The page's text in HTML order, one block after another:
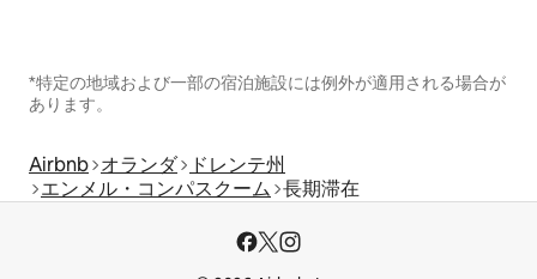
*特定の地域および一部の宿泊施設には例外が適用される場合が
あります。
Airbnb オランダ
ドレンテ州
エンメル・コンパスクーム 長期滞在